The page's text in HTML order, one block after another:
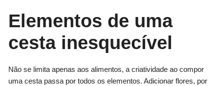
Elementos de uma
cesta inesquecível
Não se limita apenas aos alimentos, a criatividade ao compor
uma cesta passa por todos os elementos. Adicionar flores, por